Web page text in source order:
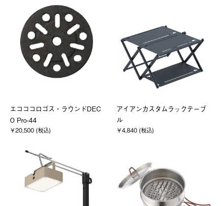
エコココロゴス・ラウンドDEC
O Pro-44
￥20,500 (税込)
アイアンカスタムラックテーブ
ル
￥4,840 (税込)